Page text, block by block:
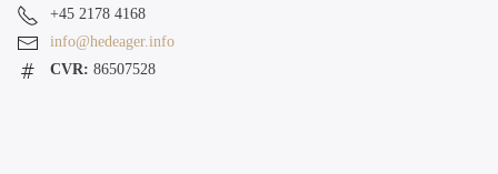
+45 2178 4168
info@hedeager.info
CVR: 86507528